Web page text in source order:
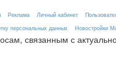
Реклама Личный кабинет
персональных данных
Новостройки
связанным с